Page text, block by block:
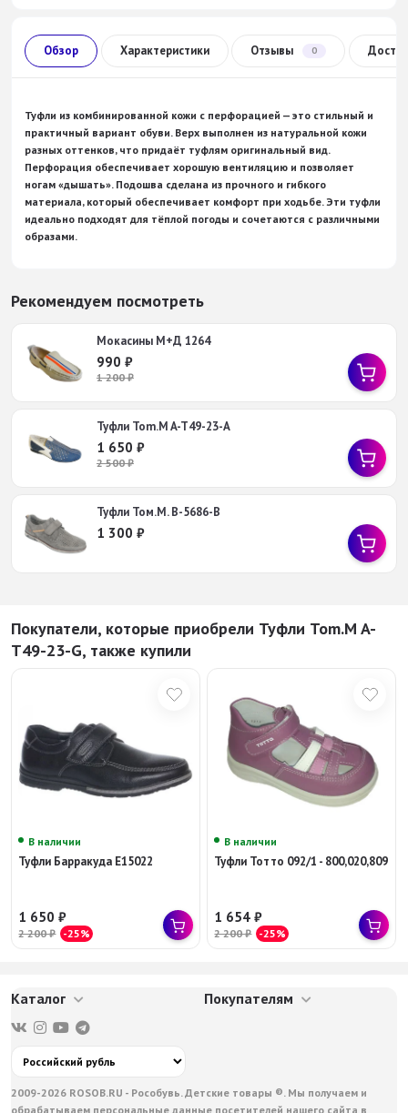
Обзор Характеристики Отзывы 0
Туфли из комбинированной кожи с перфорацией — это стильный и
практичный вариант обуви. Верх выполнен из натуральной кожи
разных оттенков,что придаёт туфлям оригинальный вид.
Перфорация обеспечивает хорошую вентиляцию и позволяет
ногам «дышать». Подошва сделана из прочного и гибкого
материала,который обеспечивает комфорт при ходьбе. Эти туфли
идеально подходят для тёплой погоды и сочетаются с различными
образами.
Рекомендуем посмотреть
Мокасины М+Д 1264
990 ₽
1 200₽
Туфли Tom.M A-T49-23-A
1 650 ₽
2 500₽
Туфли Том.М. B-5686-B
1 300 ₽
Покупатели, которые приобрели Туфли Tom.M A-
T49-23-G, также купили
В наличии
Туфли Барракуда E15022
1 650₽
2 200₽ -25%
В наличии
Туфли Тотто 092/1 - 800,020,809
1 654₽
2 200₽ -25%
Каталог Покупателям
2009-2026 ROSOB.RU - Рособувь. Детские товары ®. Мы получаем и
обрабатываем персональные данные посетителей нашего сайта в